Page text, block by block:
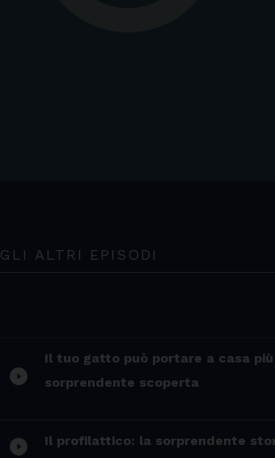
GLI ALTRI EPISODI
play_circle_filled
Il tuo gatto può portare a casa
sorprendente scoperta
play_circle_filled Il profilattico: la sorprendente